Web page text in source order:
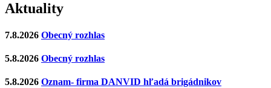
Aktuality
7.8.2026 Obecný rozhlas
5.8.2026 Obecný rozhlas
5.8.2026 Oznam- firma DANVID hľadá brigádnikov